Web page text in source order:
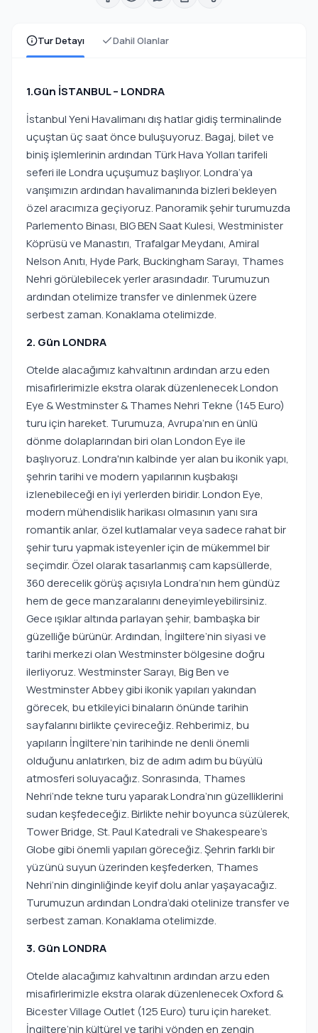
Tur Detayı Dahil Olanlar
1.Gün İSTANBUL – LONDRA
İstanbul Yeni Havalimanı dış hatlar gidiş terminalinde
uçuştan üç saat önce buluşuyoruz. Bagaj, bilet ve
biniş işlemlerinin ardından Türk Hava Yolları tarifeli
seferi ile Londra uçuşumuz başlıyor. Londra’ya
varışımızın ardından havalimanında bizleri bekleyen
özel aracımıza geçiyoruz. Panoramik şehir turumuzda
Parlemento Binası, BIG BEN Saat Kulesi, Westminister
Köprüsü ve Manastırı, Trafalgar Meydanı, Amiral
Nelson Anıtı, Hyde Park, Buckingham Sarayı, Thames
Nehri görülebilecek yerler arasındadır. Turumuzun
ardından otelimize transfer ve dinlenmek üzere
serbest zaman. Konaklama otelimizde.
2. Gün LONDRA
Otelde alacağımız kahvaltının ardından arzu eden
misafirlerimizle ekstra olarak düzenlenecek London
Eye & Westminster & Thames Nehri Tekne (145 Euro)
turu için hareket. Turumuza, Avrupa’nın en ünlü
dönme dolaplarından biri olan London Eye ile
başlıyoruz. Londra'nın kalbinde yer alan bu ikonik yapı,
şehrin tarihi ve modern yapılarının kuşbakışı
izlenebileceği en iyi yerlerden biridir. London Eye,
modern mühendislik harikası olmasının yanı sıra
romantik anlar, özel kutlamalar veya sadece rahat bir
şehir turu yapmak isteyenler için de mükemmel bir
seçimdir. Özel olarak tasarlanmış cam kapsüllerde,
360 derecelik görüş açısıyla Londra’nın hem gündüz
hem de gece manzaralarını deneyimleyebilirsiniz.
Gece ışıklar altında parlayan şehir, bambaşka bir
güzelliğe bürünür. Ardından, İngiltere’nin siyasi ve
tarihi merkezi olan Westminster bölgesine doğru
ilerliyoruz. Westminster Sarayı, Big Ben ve
Westminster Abbey gibi ikonik yapıları yakından
görecek, bu etkileyici binaların önünde tarihin
sayfalarını birlikte çevireceğiz. Rehberimiz, bu
yapıların İngiltere’nin tarihinde ne denli önemli
olduğunu anlatırken, biz de adım adım bu büyülü
atmosferi soluyacağız. Sonrasında, Thames
Nehri’nde tekne turu yaparak Londra’nın güzelliklerini
sudan keşfedeceğiz. Birlikte nehir boyunca süzülerek,
Tower Bridge, St. Paul Katedrali ve Shakespeare's
Globe gibi önemli yapıları göreceğiz. Şehrin farklı bir
yüzünü suyun üzerinden keşfederken, Thames
Nehri’nin dinginliğinde keyif dolu anlar yaşayacağız.
Turumuzun ardından Londra’daki otelinize transfer ve
serbest zaman. Konaklama otelimizde.
3. Gün LONDRA
Otelde alacağımız kahvaltının ardından arzu eden
misafirlerimizle ekstra olarak düzenlenecek Oxford &
Bicester Village Outlet (125 Euro) turu için hareket.
İngiltere’nin kültürel ve tarihi yönden en zengin